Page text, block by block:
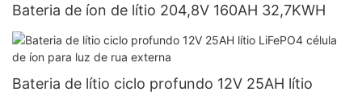
Bateria de íon de lítio 204,8V 160AH 32,7KWH
Bateria de lítio ciclo profundo 12V 25AH lítio